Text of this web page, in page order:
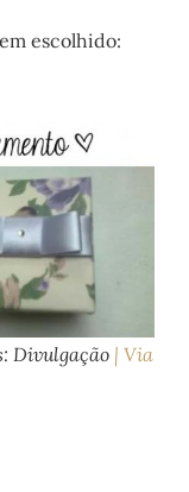
escolhido:
Divulgação |Via